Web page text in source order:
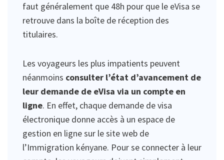
faut généralement que 48h pour que le eVisa se
retrouve dans la boîte de réception des
titulaires.
Les voyageurs les plus impatients peuvent
néanmoins consulter l’état d’avancement de
leur demande de eVisa via un compte en
ligne. En effet, chaque demande de visa
électronique donne accès à un espace de
gestion en ligne sur le site web de
l’Immigration kényane. Pour se connecter à leur